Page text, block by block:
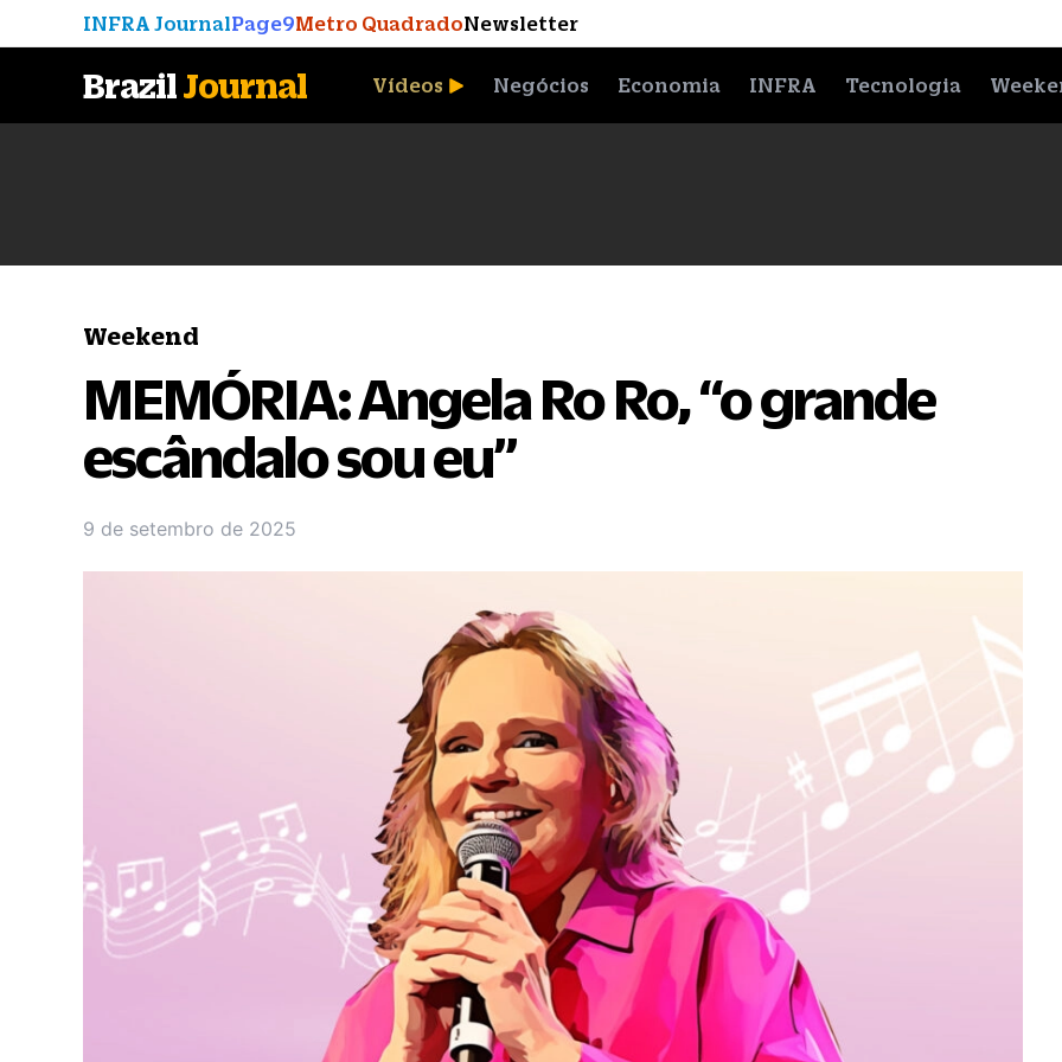
INFRA JournalPage9Metro QuadradoNewsletter
BrazilJournal Vídeos Negócios Economia INFRA Tecnologia
Weekend
MEMÓRIA: Angela Ro Ro, “o grande
escândalo sou eu”
9 de setembro de 2025